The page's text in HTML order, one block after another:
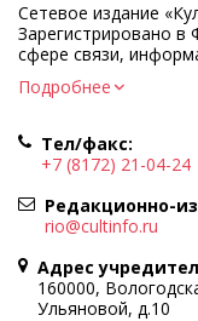
Сетевое издание
Зарегистрировано в
сфере связи,
коммуникаций.
Регистрационный
Учредитель КУ ВО
культуры»
Адрес учредителя и
Вологда, ул. Марии
Главный редактор —
Политика в
Подробнее
Тел/факс:
+7 (8172) 21-04-24
Редакционно-
rio@cultinfo.ru
Адрес
160000,
Ульяновой, д.10